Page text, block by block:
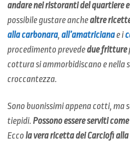
andare nei ristoranti del quartiere
possibile gustare anchealtre
alla carbonara, all’amatricianae i
procedimento prevededue fritture
cottura si ammorbidiscano e nella
croccantezza.
Sono buonissimi appena cotti, ma
tiepidi. Possono essere serviti
Ecco la vera ricetta dei Carciofi